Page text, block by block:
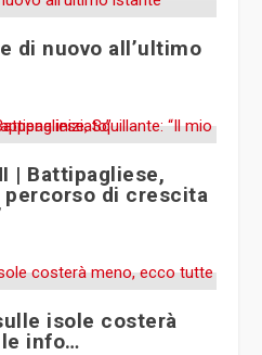
di nuovo all’ultimo
| Battipagliese,
percorso di crescita
isole costerà
info…